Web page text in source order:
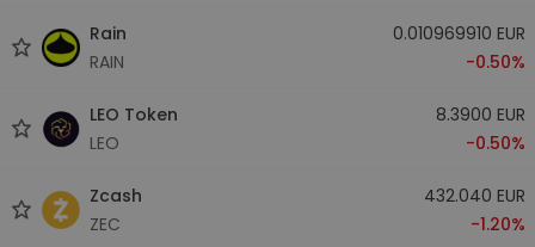
Rain
RAIN
0.010969910 EUR
-0.50%
LEO Token
LEO
8.3900 EUR
-0.50%
Zcash
ZEC
432.040 EUR
-1.20%